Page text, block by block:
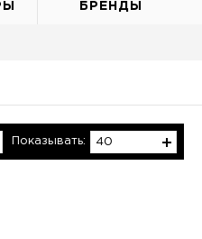
БРЕНДЫ
Показывать: 40